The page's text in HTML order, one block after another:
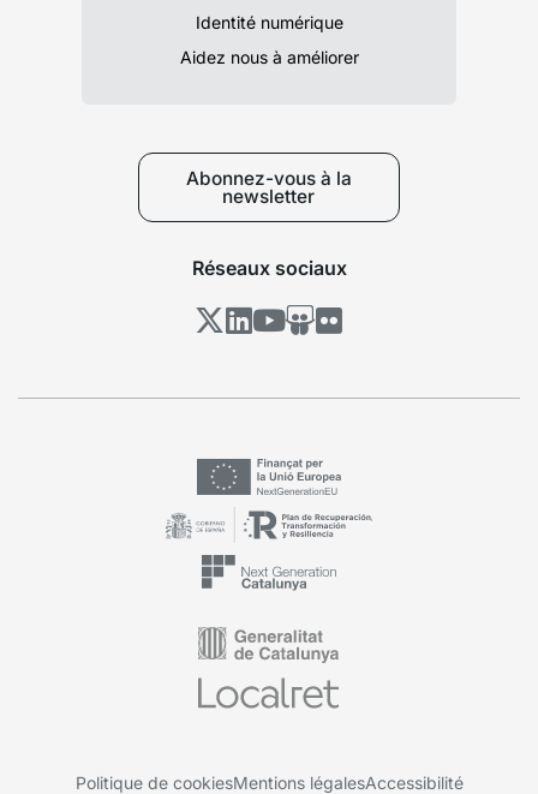
Identité numérique
Aidez nous à améliorer
Abonnez-vous à la
newsletter
Réseaux sociaux
Politique de cookiesMentions légalesAccessibilité